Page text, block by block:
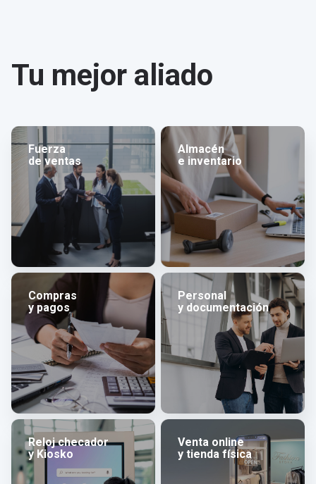
Tu mejor aliado
Fuerza
de ventas
Almacén
e inventario
Compras
y pagos
Personal
y documentación
Reloj checador
y Kiosko
Venta online
y tienda física